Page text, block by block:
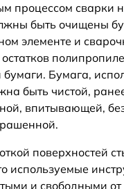
процессом сварки
быть очищены
элементе и
бумаги. Бумага,
быть чистой,
впитывающей,
поверхностей
используемые
и свободными